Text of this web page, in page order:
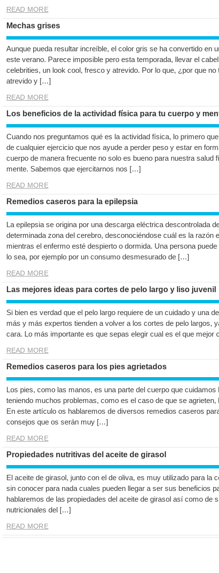
READ MORE
Mechas grises
Aunque pueda resultar increíble, el color gris se ha convertido en
este verano. Parece imposible pero esta temporada, llevar el
celebrities, un look cool, fresco y atrevido. Por lo que, ¿por que
atrevido y […]
READ MORE
Los beneficios de la actividad física para tu cuerpo y
Cuando nos preguntamos qué es la actividad física, lo primero
de cualquier ejercicio que nos ayude a perder peso y estar en
cuerpo de manera frecuente no solo es bueno para nuestra salud
mente. Sabemos que ejercitarnos nos […]
READ MORE
Remedios caseros para la epilepsia
La epilepsia se origina por una descarga eléctrica descontrolada
determinada zona del cerebro, desconociéndose cuál es la razón
mientras el enfermo esté despierto o dormida. Una persona
lo sea, por ejemplo por un consumo desmesurado de […]
READ MORE
Las mejores ideas para cortes de pelo largo y liso juvenil
Si bien es verdad que el pelo largo requiere de un cuidado y una
más y más expertos tienden a volver a los cortes de pelo largos,
cara. Lo más importante es que sepas elegir cual es el que
READ MORE
Remedios caseros para los pies agrietados
Los pies, como las manos, es una parte del cuerpo que
teniendo muchos problemas, como es el caso de que se
En este artículo os hablaremos de diversos remedios caseros
consejos que os serán muy […]
READ MORE
Propiedades nutritivas del aceite de girasol
El aceite de girasol, junto con el de oliva, es muy utilizado para la
sin conocer para nada cuales pueden llegar a ser sus beneficios
hablaremos de las propiedades del aceite de girasol así como de
nutricionales del […]
READ MORE